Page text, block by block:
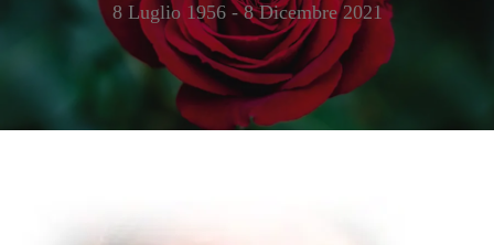
8 Luglio 1956 - 8 Dicembre 2021